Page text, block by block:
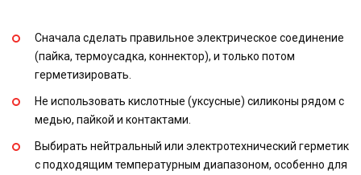
Сначала сделать правильное электрическое соединение
(пайка, термоусадка, коннектор), и только потом
герметизировать.
Не использовать кислотные (уксусные) силиконы рядом с
медью, пайкой и контактами.
Выбирать нейтральный или электротехнический герметик
с подходящим температурным диапазоном, особенно для